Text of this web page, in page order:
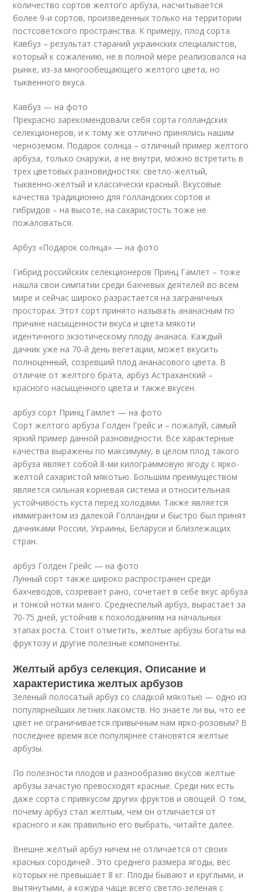
количество сортов желтого арбуза, насчитывается
более 9-и сортов, произведенных только на территории
постсоветского пространства. К примеру, плод сорта
Кавбуз – результат стараний украинских специалистов,
который к сожалению, не в полной мере реализовался на
рынке, из-за многообещающего желтого цвета, но
тыквенного вкуса.
Кавбуз — на фото
Прекрасно зарекомендовали себя сорта голландских
селекционеров, и к тому же отлично принялись нашим
черноземом. Подарок солнца – отличный пример желтого
арбуза, только снаружи, а не внутри, можно встретить в
трех цветовых разновидностях: светло-желтый,
тыквенно-желтый и классически красный. Вкусовые
качества традиционно для голландских сортов и
гибридов – на высоте, на сахаристость тоже не
пожаловаться.
Арбуз «Подарок солнца» — на фото
Гибрид российских селекционеров Принц Гамлет – тоже
нашла свои симпатии среди бахчевых деятелей во всем
мире и сейчас широко разрастается на заграничных
просторах. Этот сорт принято называть ананасным по
причине насыщенности вкуса и цвета мякоти
идентичного экзотическому плоду ананаса. Каждый
дачник уже на 70-й день вегетации, может вкусить
полноценный, созревший плод ананасового цвета. В
отличие от желтого брата, арбуз Астраханский –
красного насыщенного цвета и также вкусен.
арбуз сорт Принц Гамлет — на фото
Сорт желтого арбуза Голден Грейс и – пожалуй, самый
яркий пример данной разновидности. Все характерные
качества выражены по максимуму, в целом плод такого
арбуза являет собой 8-ми килограммовую ягоду с ярко-
желтой сахаристой мякотью. Большим преимуществом
является сильная корневая система и относительная
устойчивость куста перед холодами. Также является
иммигрантом из далекой Голландии и быстро был принят
дачниками России, Украины, Беларуси и близлежащих
стран.
арбуз Голден Грейс — на фото
Лунный сорт также широко распространен среди
бахчеводов, созревает рано, сочетает в себе вкус арбуза
и тонкой нотки манго. Среднеспелый арбуз, вырастает за
70-75 дней, устойчив к похолоданиям на начальных
этапах роста. Стоит отметить, желтые арбузы богаты на
фруктозу и другие полезные компоненты.
Желтый арбуз селекция. Описание и
характеристика желтых арбузов
Зеленый полосатый арбуз со сладкой мякотью — одно из
популярнейших летних лакомств. Но знаете ли вы, что ее
цвет не ограничивается привычным нам ярко-розовым? В
последнее время все популярнее становятся желтые
арбузы.
По полезности плодов и разнообразию вкусов желтые
арбузы зачастую превосходят красные. Среди них есть
даже сорта с привкусом других фруктов и овощей. О том,
почему арбуз стал желтым, чем он отличается от
красного и как правильно его выбрать, читайте далее.
Внешне желтый арбуз ничем не отличается от своих
красных сородичей . Это среднего размера ягоды, вес
которых не превышает 8 кг. Плоды бывают и круглыми, и
вытянутыми, а кожура чаще всего светло-зеленая с